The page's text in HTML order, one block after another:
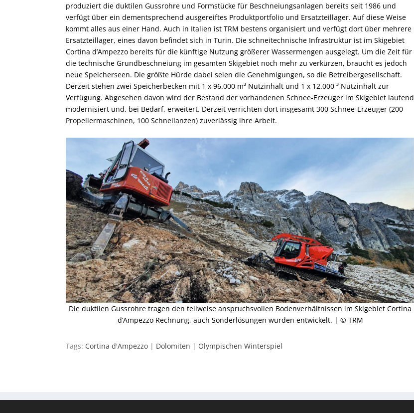
produziert die duktilen Gussrohre und Formstücke für Beschneiungsanlagen bereits seit 1986 und
verfügt über ein dementsprechend ausgereiftes Produktportfolio und Ersatzteillager. Auf diese Weise
kommt alles aus einer Hand. Auch in Italien ist TRM bestens organisiert und verfügt dort über mehrere
Ersatzteillager, eines davon befindet sich in Turin. Die schneitechnische Infrastruktur ist im Skigebiet
Cortina d’Ampezzo bereits für die künftige Nutzung größerer Wassermengen ausgelegt. Um die Zeit für
die technische Grundbeschneiung im gesamten Skigebiet noch mehr zu verkürzen, braucht es jedoch
neue Speicherseen. Die größte Hürde dabei seien die Genehmigungen, so die Betreibergesellschaft.
Derzeit stehen zwei Speicherbecken mit 1 x 96.000 m³ Nutzinhalt und 1 x 12.000 ³ Nutzinhalt zur
Verfügung. Abgesehen davon wird der Bestand der vorhandenen Schnee-Erzeuger im Skigebiet laufend
modernisiert und, bei Bedarf, erweitert. Derzeit verrichten dort insgesamt 300 Schnee-Erzeuger (200
Propellermaschinen, 100 Schneilanzen) zuverlässig ihre Arbeit.
Die duktilen Gussrohre tragen den teilweise anspruchsvollen Bodenverhältnissen im Skigebiet Cortina
d‘Ampezzo Rechnung, auch Sonderlösungen wurden entwickelt. | © TRM
Tags: Cortina d'Ampezzo | Dolomiten | Olympischen Winterspiel